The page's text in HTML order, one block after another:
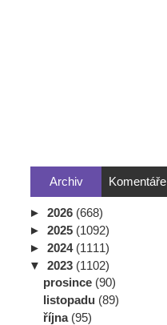
Archiv Komentáře
► 2026 (668)
► 2025 (1092)
► 2024 (1111)
▼ 2023 (1102)
prosince (90)
listopadu (89)
října (95)